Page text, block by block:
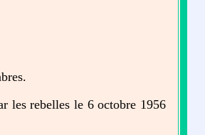
les rebelles le 6 octobre 1956